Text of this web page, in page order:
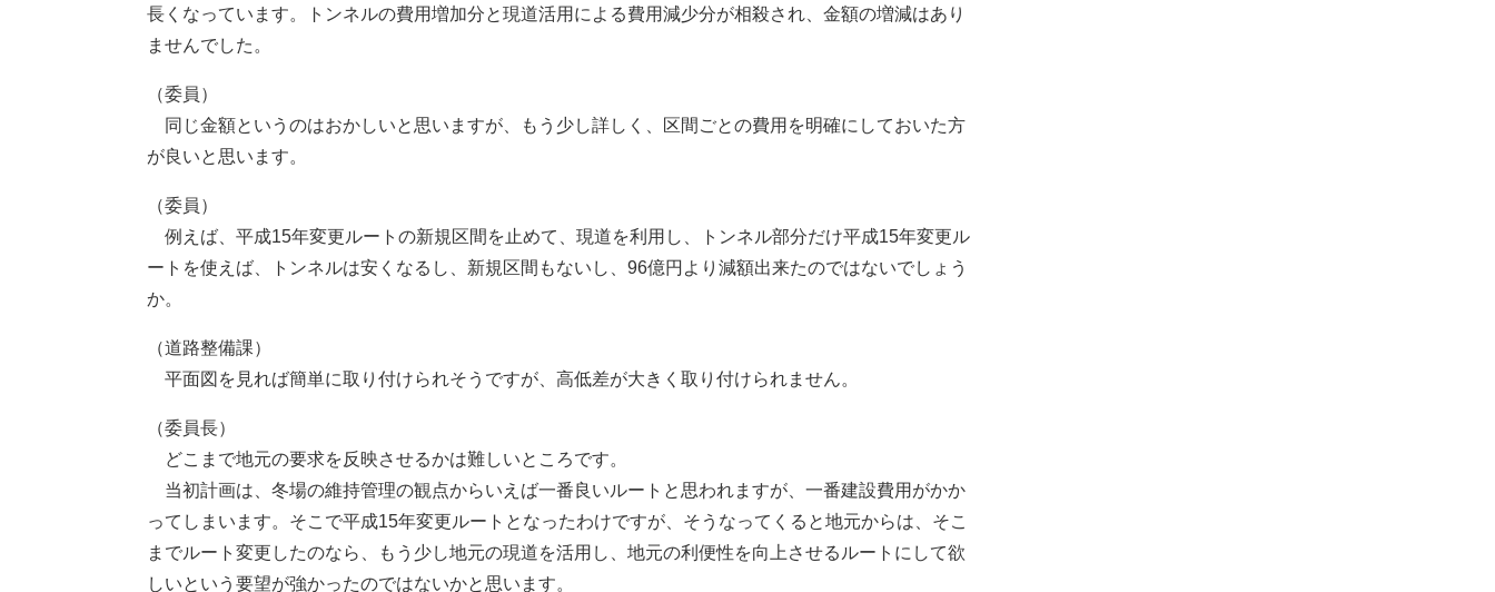
長くなっています。トンネルの費用増加分と現道活用による費用減少分が相殺され、金額の増減はあり
ませんでした。
（委員）
同じ金額というのはおかしいと思いますが、もう少し詳しく、区間ごとの費用を明確にしておいた方
が良いと思います。
（委員）
例えば、平成15年変更ルートの新規区間を止めて、現道を利用し、トンネル部分だけ平成15年変更ル
ートを使えば、トンネルは安くなるし、新規区間もないし、96億円より減額出来たのではないでしょう
か。
（道路整備課）
平面図を見れば簡単に取り付けられそうですが、高低差が大きく取り付けられません。
（委員長）
どこまで地元の要求を反映させるかは難しいところです。
当初計画は、冬場の維持管理の観点からいえば一番良いルートと思われますが、一番建設費用がかか
ってしまいます。そこで平成15年変更ルートとなったわけですが、そうなってくると地元からは、そこ
までルート変更したのなら、もう少し地元の現道を活用し、地元の利便性を向上させるルートにして欲
しいという要望が強かったのではないかと思います。